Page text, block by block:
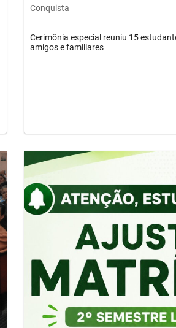
Conquista
Cerimônia especial reuniu 15
amigos e familiares